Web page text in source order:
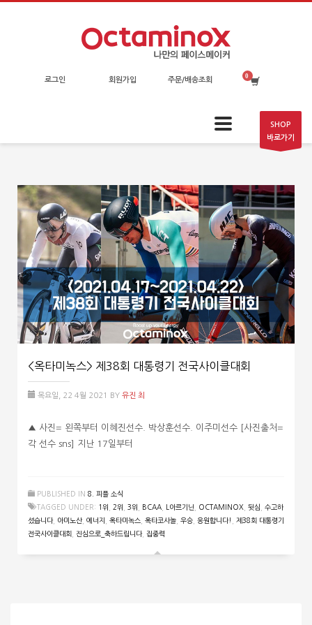
로그인 회원가입 주문/배송조회
SHOP
바로가기
<옥타미녹스> 제38회 대통령기 전국사이클대회
목요일, 22 4월 2021 BY 유진 최
▲ 사진= 왼쪽부터 이혜진선수. 박상훈선수. 이주미선수 [사진출처=
각 선수 sns] 지난 17일부터
PUBLISHED IN 8. 피플 소식
TAGGED UNDER: 1위 2위 3위 BCAA L아르기닌 OCTAMINOX 뒷심
수고하
셨습니다, 아미노산, 에너지 옥타미녹스 옥타코사놀 우승 응원합니다!
제38회 대통령기
전국사이클대회
진심으로_축하드립니다, 집중력